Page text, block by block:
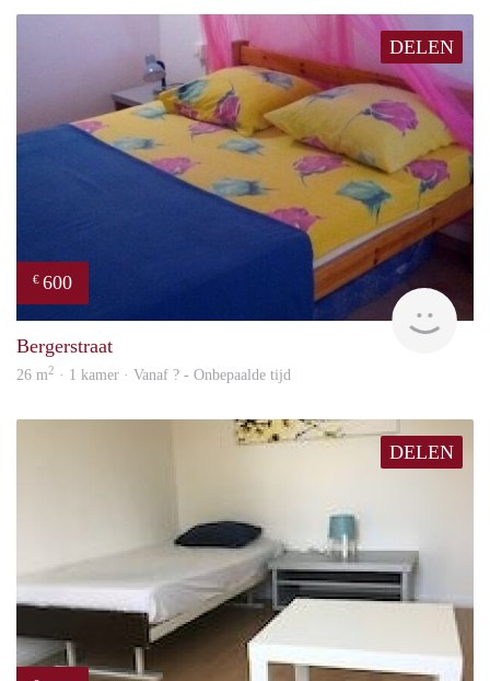
DELEN
€ 600
Bergerstraat
26 m2 · 1 kamer · Vanaf ? - Onbepaalde tijd
DELEN